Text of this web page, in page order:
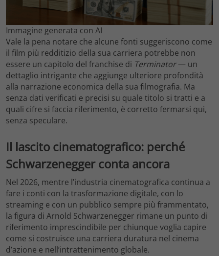
Immagine generata con AI
Vale la pena notare che alcune fonti suggeriscono come
il film più redditizio della sua carriera potrebbe non
essere un capitolo del franchise di Terminator— un
dettaglio intrigante che aggiunge ulteriore profondità
alla narrazione economica della sua filmografia. Ma
senza dati verificati e precisi su quale titolo si tratti e a
quali cifre si faccia riferimento, è corretto fermarsi qui,
senza speculare.
Il lascito cinematografico: perché
Schwarzenegger conta ancora
Nel 2026, mentre l’industria cinematografica continua a
fare i conti con la trasformazione digitale, con lo
streaming e con un pubblico sempre più frammentato,
la figura di Arnold Schwarzenegger rimane un punto di
riferimento imprescindibile per chiunque voglia capire
come si costruisce una carriera duratura nel cinema
d’azione e nell’intrattenimento globale.